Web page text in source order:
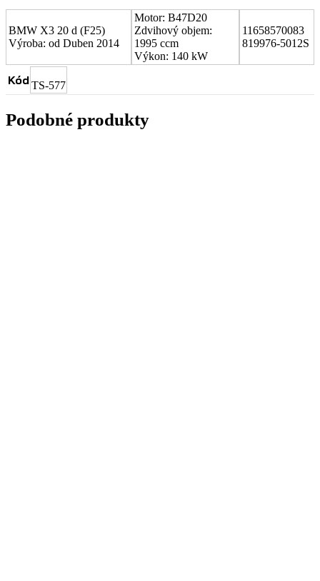
BMW X3 20 d (F25)
Výroba: od Duben 2014
Motor: B47D20
Zdvihový objem:
1995 ccm
Výkon: 140 kW
11658570083
819976-5012S
KódTS-577
Podobné produkty